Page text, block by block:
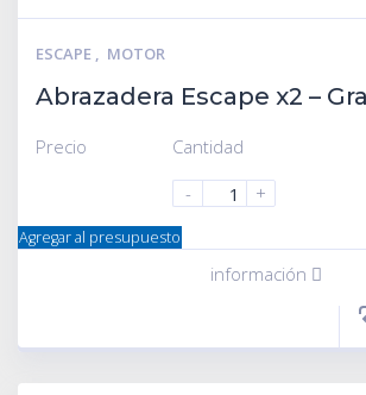
ESCAPE , MOTOR
Abrazadera Escape x2 –
Precio
Cantidad
-
+
Agregar al presupuesto
información